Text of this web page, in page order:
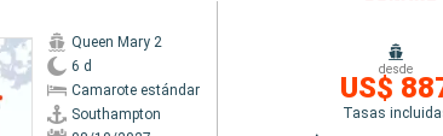
Queen Mary 2
6 d
Camarote estándar
Southampton
desde
US$
Tasas